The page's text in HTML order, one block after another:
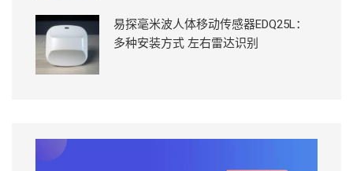
易探毫米波人体移动传感器EDQ25L：
多种安装方式 左右雷达识别